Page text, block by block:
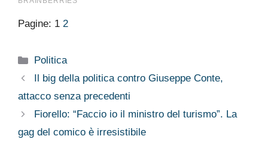
Pagine: 1 2
Categorie
Politica
Il big della politica contro Giuseppe Conte,
attacco senza precedenti
Fiorello: “Faccio io il ministro del turismo”. La
gag del comico è irresistibile